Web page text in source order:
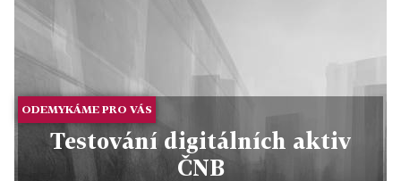
ODEMYKÁME PRO VÁS
Testování digitálních aktiv
ČNB